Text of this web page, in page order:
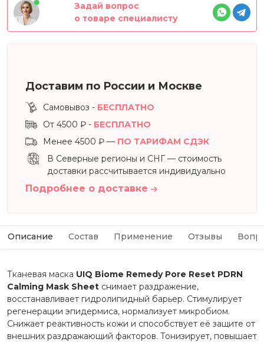
Задай вопрос
о товаре специалисту
Доставим по России и Москве
Самовывоз - БЕСПЛАТНО
От 4500 ₽ - БЕСПЛАТНО
Менее 4500 ₽ — ПО ТАРИФАМ СДЭК
В Северные регионы и СНГ — стоимость
доставки рассчитывается индивидуально
Подробнее о доставке
Описание Состав Применение Отзывы
Тканевая маска UIQ Biome Remedy Pore Reset PDRN
Calming Mask Sheet снимает раздражение,
восстанавливает гидролипидный барьер. Стимулирует
регенерации эпидермиса, нормализует микробиом.
Снижает реактивность кожи и способствует её защите от
внешних раздражающий факторов. Тонизирует, повышает